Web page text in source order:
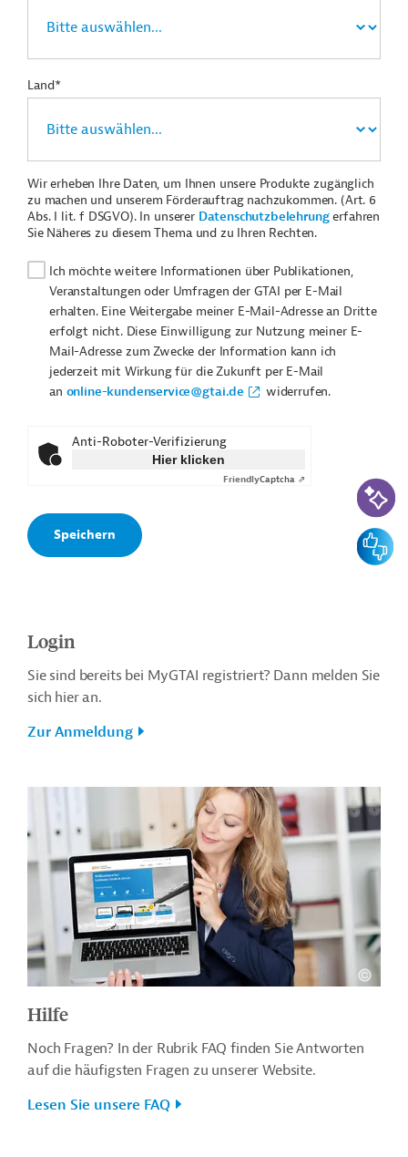
Land*
Wir erheben Ihre Daten, um Ihnen unsere Produkte zugänglich
zu machen und unserem Förderauftrag nachzukommen. (Art. 6
Abs. I lit. f DSGVO). In unserer Datenschutzbelehrungerfahren
Sie Näheres zu diesem Thema und zu Ihren Rechten.
Ich möchte weitere Informationen über Publikationen,
Veranstaltungen oder Umfragen der GTAI per E-Mail
erhalten. Eine Weitergabe meiner E-Mail-Adresse an Dritte
erfolgt nicht. Diese Einwilligung zur Nutzung meiner E-
Mail-Adresse zum Zwecke der Information kann ich
jederzeit mit Wirkung für die Zukunft per E-Mail
an online-kundenservice@gtai.de widerrufen.
Anti-Roboter-Verifizierung
Hier klicken
FriendlyCaptcha ⇗
Login
Sie sind bereits bei MyGTAI registriert? Dann melden Sie
sich hier an.
Zur Anmeldung
Hilfe
Noch Fragen? In der Rubrik FAQ finden Sie Antworten
auf die häufigsten Fragen zu unserer Website.
Lesen Sie unsere FAQ
KI-